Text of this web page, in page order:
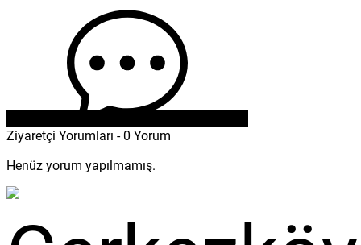
Ziyaretçi Yorumları - 0 Yorum
Henüz yorum yapılmamış.